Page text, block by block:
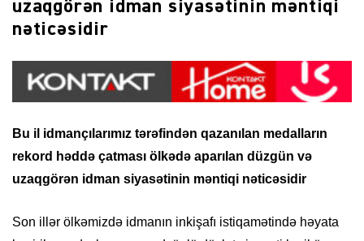
uzaqgörən idman siyasətinin məntiqi
nəticəsidir
Bu il idmançılarımız tərəfindən qazanılan medalların
rekord həddə çatması ölkədə aparılan düzgün və
uzaqgörən idman siyasətinin məntiqi nəticəsidir
Son illər ölkəmizdə idmanın inkişafı istiqamətində həyata